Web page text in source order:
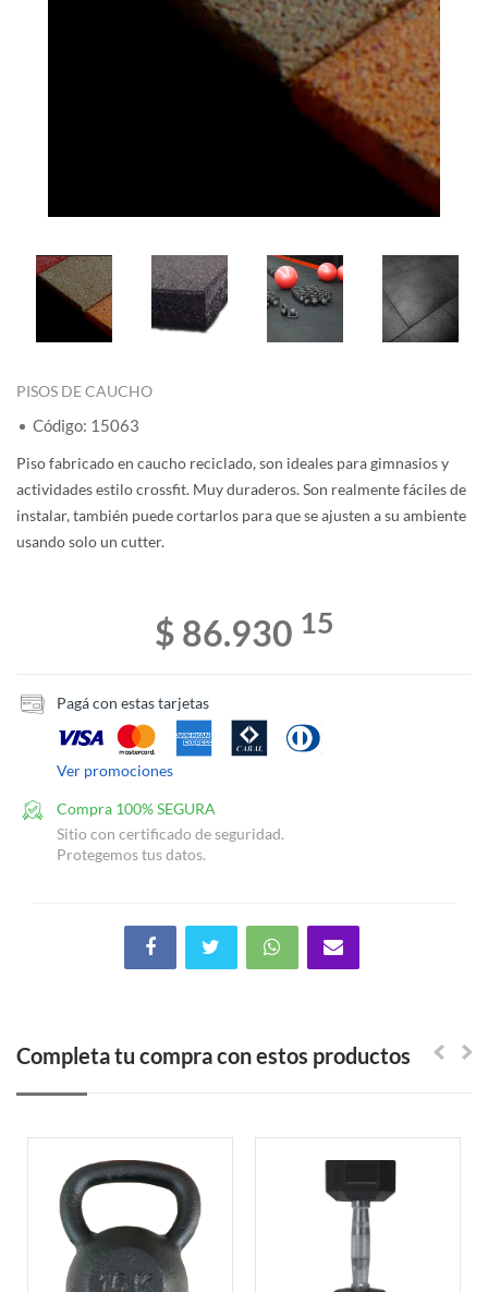
PISOS DE CAUCHO
Código: 15063
Piso fabricado en caucho reciclado, son ideales para gimnasios y
actividades estilo crossfit. Muy duraderos. Son realmente fáciles de
instalar, también puede cortarlos para que se ajusten a su ambiente
usando solo un cutter.
$ 86.930 15
Pagá con estas tarjetas
Ver promociones
Compra 100% SEGURA
Sitio con certificado de seguridad.
Protegemos tus datos.
Completa tu compra con estos productos